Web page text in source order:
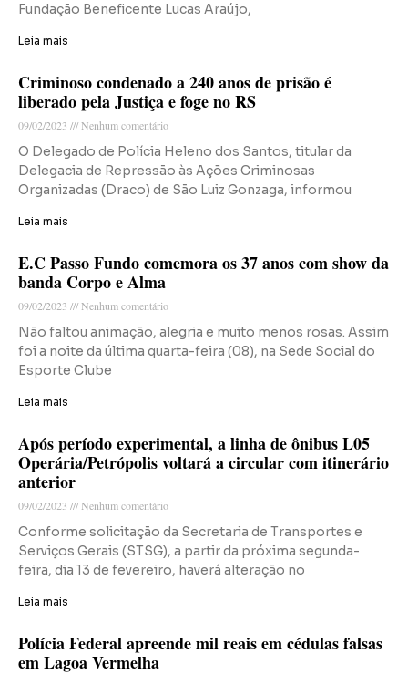
Fundação Beneficente Lucas Araújo,
Leia mais
Criminoso condenado a 240 anos de prisão é
liberado pela Justiça e foge no RS
09/02/2023 Nenhum comentário
O Delegado de Polícia Heleno dos Santos, titular da
Delegacia de Repressão às Ações Criminosas
Organizadas (Draco) de São Luiz Gonzaga, informou
Leia mais
E.C Passo Fundo comemora os 37 anos com show da
banda Corpo e Alma
09/02/2023 Nenhum comentário
Não faltou animação, alegria e muito menos rosas. Assim
foi a noite da última quarta-feira (08), na Sede Social do
Esporte Clube
Leia mais
Após período experimental, a linha de ônibus L05
Operária/Petrópolis voltará a circular com itinerário
anterior
09/02/2023 Nenhum comentário
Conforme solicitação da Secretaria de Transportes e
Serviços Gerais (STSG), a partir da próxima segunda-
feira, dia 13 de fevereiro, haverá alteração no
Leia mais
Polícia Federal apreende mil reais em cédulas falsas
em Lagoa Vermelha